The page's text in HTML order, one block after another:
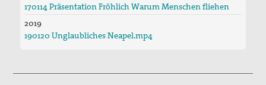
Spirituelle Orte
Gedenken an Josef Ruf
170114 Präsentation Fröhlich Warum Menschen fliehen
2019
190120 Unglaubliches Neapel.mp4